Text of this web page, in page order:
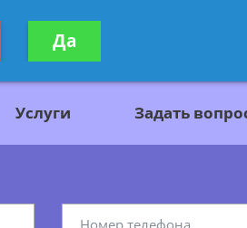
консультацию
бесплатно
Услуги Задать
Да